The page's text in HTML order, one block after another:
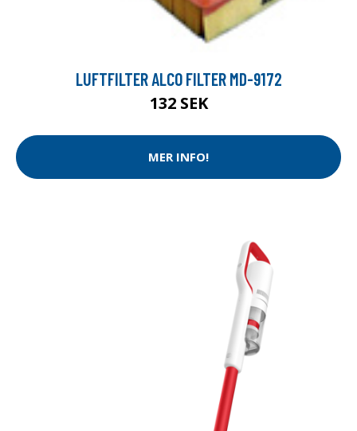
LUFTFILTER ALCO FILTER MD-9172
132 SEK
MER INFO!